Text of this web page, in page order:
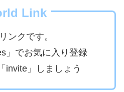
Link
ンクです。
」でお気に入り登録
invite」しましょう